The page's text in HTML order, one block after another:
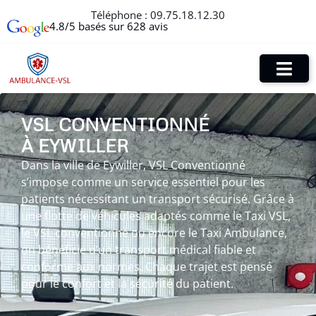
Téléphone : 09.75.18.12.30
4.8/5 basés sur 628 avis
VSL CONVENTIONNÉ
À EYWILLER
Dans la ville de Eywiller, VSL Conventionné
s’impose comme un service essentiel pour les
patients nécessitant un transport sécurisé. Grâce à
une flotte de véhicules adaptés comme le Taxi VSL,
le VSL conventionné ou encore le Taxi Ambulance,
on bénéficie d’un transport médical fiable et
conforme aux normes. Chaque trajet est pensé
pour le confort et la sécurité du patient.